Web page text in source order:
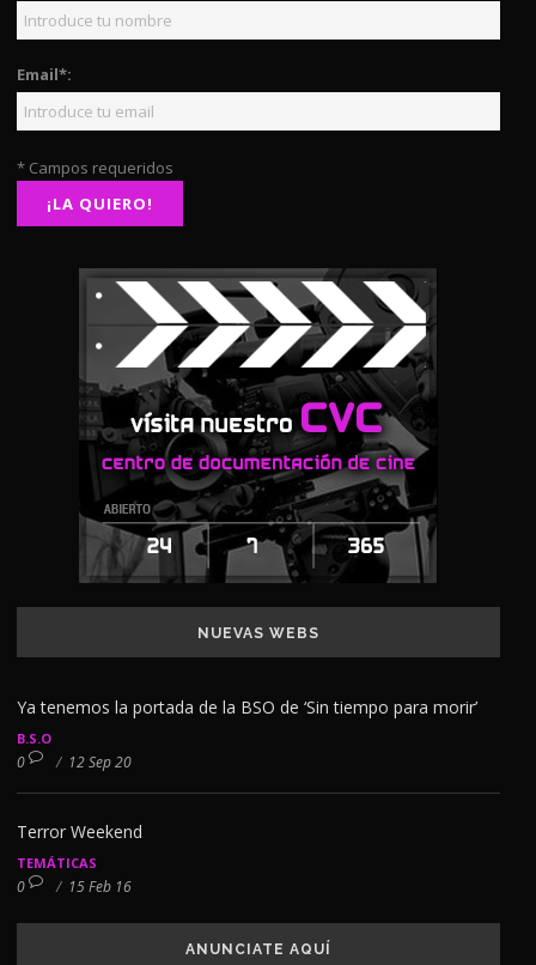
Email*:
* Campos requeridos
NUEVAS WEBS
Ya tenemos la portada de la BSO de ‘Sin tiempo para morir’
B.S.O
0 / 12 Sep 20
Terror Weekend
TEMÁTICAS
0 / 15 Feb 16
ANUNCIATE AQUÍ